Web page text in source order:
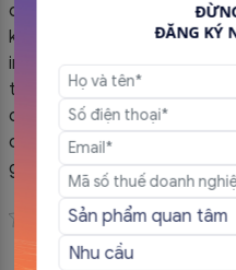
ĐĂNG KÝ
đơn giấy đã thông báo
không được thông báo
in, tự in sau ngày 19/10/
tử sớm trong năm 2020
doanh nghiệp trên cả nước
cạnh tranh doanh
gian trong việc in ấn, vận
Đánh giá